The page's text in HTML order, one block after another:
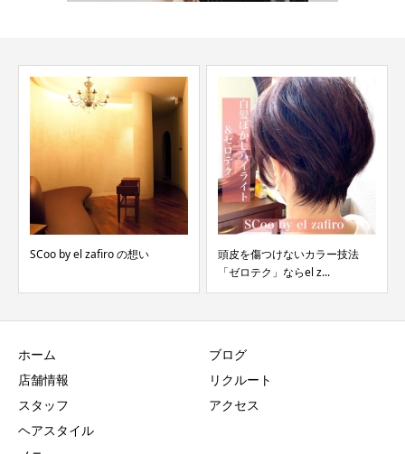
SCoo by el zafiro の想い
頭皮を傷つけないカラー技法
「ゼロテク」ならel z...
ホーム
店舗情報
スタッフ
ヘアスタイル
ブログ
リクルート
アクセス